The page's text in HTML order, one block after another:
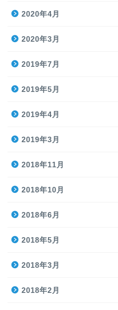
2020年4月
2020年3月
2019年7月
2019年5月
2019年4月
2019年3月
2018年11月
2018年10月
2018年6月
2018年5月
2018年3月
2018年2月